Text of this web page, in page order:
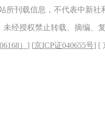
所刊载信息，不代表中新
未经授权禁止转载、摘编、
） ] [京ICP证040655号] [